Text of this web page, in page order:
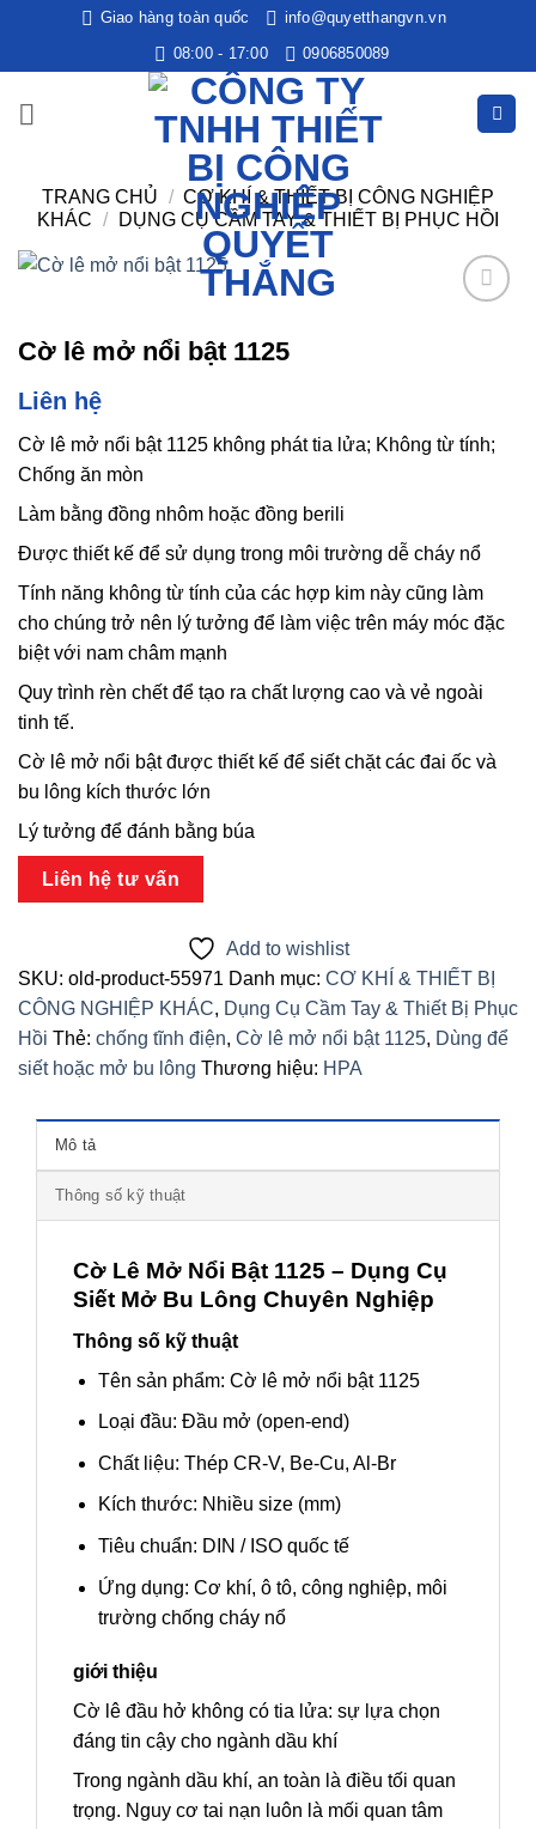
nội
dung
Giao hàng toàn quốc
info@quyetthangvn.vn
08:00 - 17:00
0906850089
TRANG CHỦ / CƠ KHÍ & THIẾT BỊ CÔNG NGHIỆP
KHÁC / DỤNG CỤ CẦM TAY & THIẾT BỊ PHỤC HỒI
Cờ lê mở nổi bật 1125
Liên hệ
Cờ lê mở nổi bật 1125 không phát tia lửa; Không từ tính;
Chống ăn mòn
Làm bằng đồng nhôm hoặc đồng berili
Được thiết kế để sử dụng trong môi trường dễ cháy nổ
Tính năng không từ tính của các hợp kim này cũng làm
cho chúng trở nên lý tưởng để làm việc trên máy móc đặc
biệt với nam châm mạnh
Quy trình rèn chết để tạo ra chất lượng cao và vẻ ngoài
tinh tế.
Cờ lê mở nổi bật được thiết kế để siết chặt các đai ốc và
bu lông kích thước lớn
Lý tưởng để đánh bằng búa
Liên hệ tư vấn
Add to wishlist
SKU: old-product-55971 Danh mục: CƠ KHÍ & THIẾT BỊ
CÔNG NGHIỆP KHÁC, Dụng Cụ Cầm Tay & Thiết Bị Phục
Hồi Thẻ: chống tĩnh điện, Cờ lê mở nổi bật 1125, Dùng để
siết hoặc mở bu lông Thương hiệu: HPA
Mô tả
Thông số kỹ thuật
Cờ Lê Mở Nổi Bật 1125 – Dụng Cụ
Siết Mở Bu Lông Chuyên Nghiệp
Thông số kỹ thuật
Tên sản phẩm: Cờ lê mở nổi bật 1125
Loại đầu: Đầu mở (open-end)
Chất liệu: Thép CR-V, Be-Cu, Al-Br
Kích thước: Nhiều size (mm)
Tiêu chuẩn: DIN / ISO quốc tế
Ứng dụng: Cơ khí, ô tô, công nghiệp, môi
trường chống cháy nổ
giới thiệu
Cờ lê đầu hở không có tia lửa: sự lựa chọn
đáng tin cậy cho ngành dầu khí
Trong ngành dầu khí, an toàn là điều tối quan
trọng. Nguy cơ tai nạn luôn là mối quan tâm